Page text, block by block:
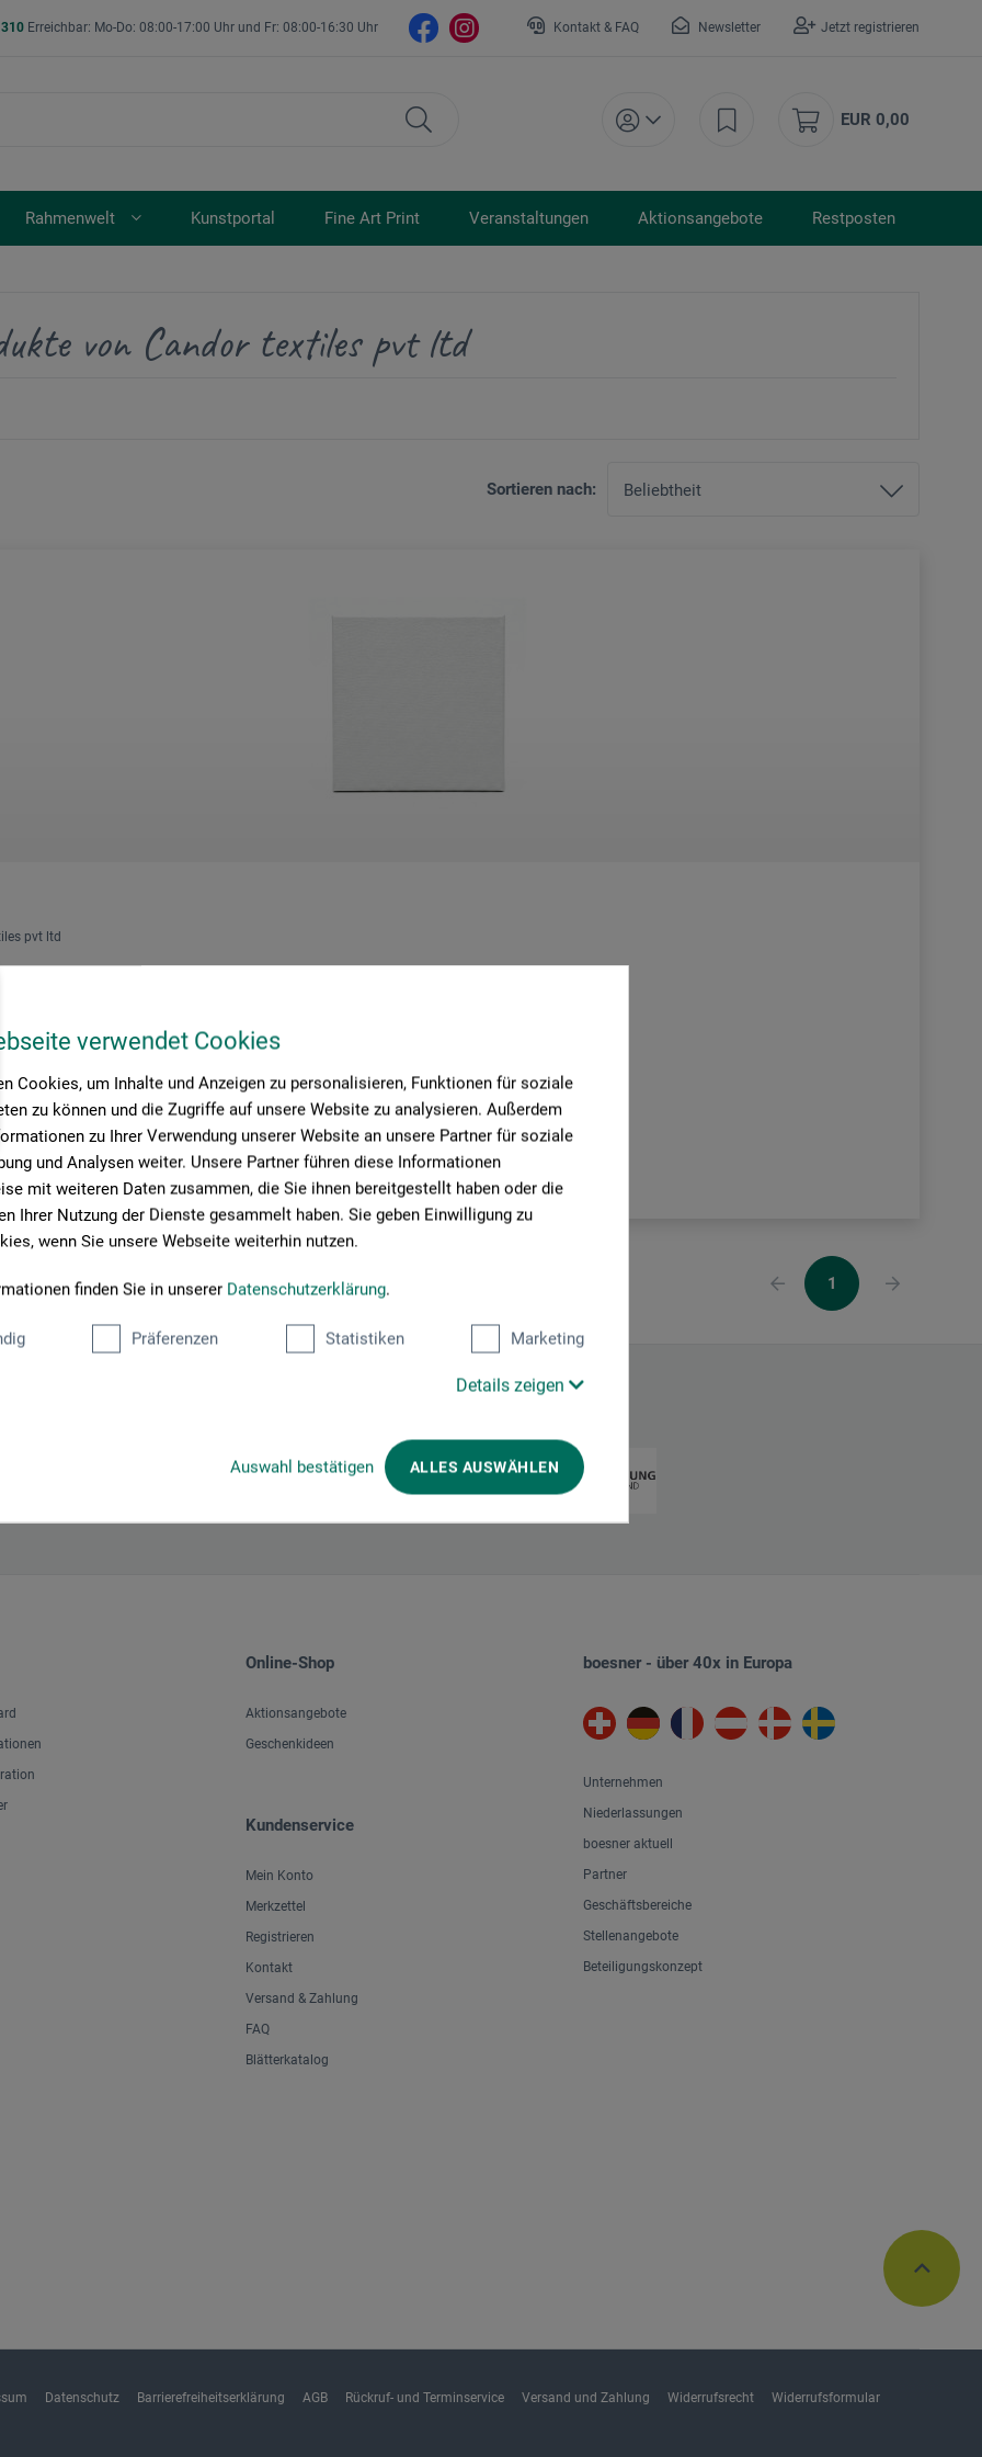
verwendet Cookies
Cookies, um Inhalte und Anzeigen zu personalisieren, Funktionen für soziale
zu können und die Zugriffe auf unsere Website zu analysieren. Außerdem
zu Ihrer Verwendung unserer Website an unsere Partner für soziale
und Analysen weiter. Unsere Partner führen diese Informationen
mit weiteren Daten zusammen, die Sie ihnen bereitgestellt haben oder die
Ihrer Nutzung der Dienste gesammelt haben. Sie geben Einwilligung zu
wenn Sie unsere Webseite weiterhin nutzen.
finden Sie in unserer Datenschutzerklärung.
Präferenzen Statistiken Marketing
Details zeigen
Auswahl bestätigen ALLES AUSWÄHLEN
Erreichbar: Mo-Do: 08:00-17:00 Uhr und Fr: 08:00-16:30 Uhr Kontakt & FAQ Newsletter Jetzt registrieren
EUR 0,00
Rahmenwelt Kunstportal Fine Art Print Veranstaltungen Aktionsangebote Restposten
von Candor textiles pvt ltd
Sortieren nach:
pvt ltd
überzogen mit 250g BW weiss
1
Online-Shop
Aktionsangebote
Geschenkideen
Kundenservice
Mein Konto
Merkzettel
Registrieren
Kontakt
Versand & Zahlung
FAQ
Blätterkatalog
boesner - über 40x in Europa
Unternehmen
Niederlassungen
boesner aktuell
Partner
Geschäftsbereiche
Stellenangebote
Beteiligungskonzept
Datenschutz Barrierefreiheitserklärung AGB Rückruf- und Terminservice Versand und Zahlung Widerrufsrecht Widerrufsformular